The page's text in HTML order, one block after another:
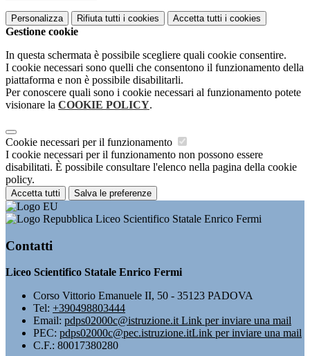
Personalizza Rifiuta tutti i cookies Accetta tutti i cookies
Gestione cookie
In questa schermata è possibile scegliere quali cookie consentire.
I cookie necessari sono quelli che consentono il funzionamento della
piattaforma e non è possibile disabilitarli.
Per conoscere quali sono i cookie necessari al funzionamento potete
visionare la COOKIE POLICY.
Cookie necessari per il funzionamento
I cookie necessari per il funzionamento non possono essere
disabilitati. È possibile consultare l'elenco nella pagina della cookie
policy.
Accetta tutti Salva le preferenze
Liceo Scientifico Statale Enrico Fermi
Contatti
Liceo Scientifico Statale Enrico Fermi
Corso Vittorio Emanuele II, 50 - 35123 PADOVA
Tel: +390498803444
Email: pdps02000c@istruzione.itLink per inviare una mail
PEC: pdps02000c@pec.istruzione.itLink per inviare una mail
C.F.: 80017380280